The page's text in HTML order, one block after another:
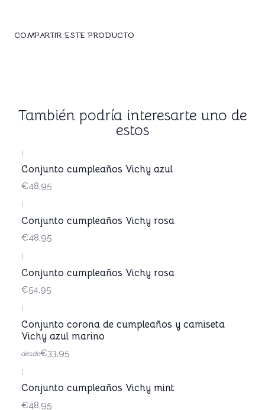
COMPARTIR ESTE PRODUCTO
También podría interesarte uno de
estos
|
Conjunto cumpleaños Vichy azul
€48,95
Conjunto cumpleaños Vichy rosa
€48,95
Conjunto cumpleaños Vichy rosa
€54,95
|
Conjunto corona de cumpleaños y camiseta
Vichy azul marino
desde€33,95
Conjunto cumpleaños Vichy mint
€48,95